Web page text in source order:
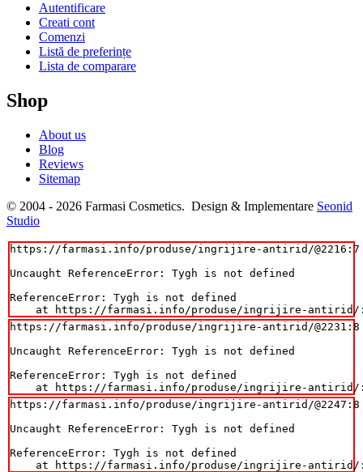
Autentificare
Creati cont
Comenzi
Listă de preferințe
Lista de comparare
Shop
About us
Blog
Reviews
Sitemap
© 2004 - 2026 Farmasi Cosmetics. Design & Implementare Seonid
Studio
https://farmasi.info/produse/ingrijire-antirid/@2216:7
Uncaught ReferenceError: Tygh is not defined
ReferenceError: Tygh is not defined
at https://farmasi.info/produse/ingrijire-antirid/
https://farmasi.info/produse/ingrijire-antirid/@2231:8
Uncaught ReferenceError: Tygh is not defined
ReferenceError: Tygh is not defined
at https://farmasi.info/produse/ingrijire-antirid/
https://farmasi.info/produse/ingrijire-antirid/@2247:8
Uncaught ReferenceError: Tygh is not defined
ReferenceError: Tygh is not defined
at https://farmasi.info/produse/ingrijire-antirid/